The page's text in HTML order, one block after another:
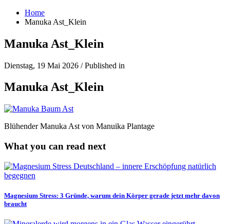
Home
Manuka Ast_Klein
Manuka Ast_Klein
Dienstag, 19 Mai 2026 /Published in
Manuka Ast_Klein
Blühender Manuka Ast von Manuika Plantage
What you can read next
Magnesium Stress: 3 Gründe, warum dein Körper gerade jetzt mehr davon
braucht